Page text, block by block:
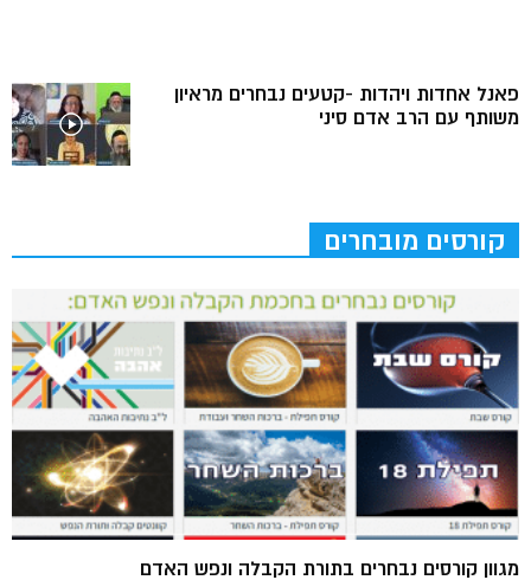
פאנל אחדות ויהדות -קטעים נבחרים מראיון
משותף עם הרב אדם סיני
קורסים מובחרים
מגוון קורסים נבחרים בתורת הקבלה ונפש האדם